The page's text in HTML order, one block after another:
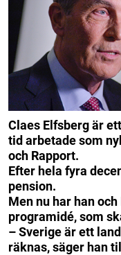
Claes Elfsberg är
tid arbetade som
och Rapport.
Efter hela fyra
pension.
Men nu har han
programidé, som
– Sverige är ett
räknas, säger han